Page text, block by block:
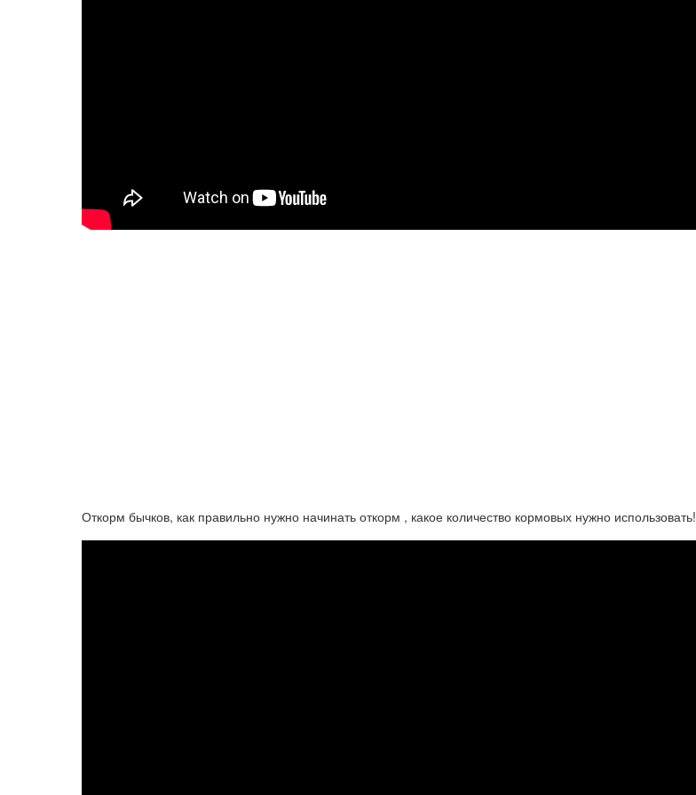
Откорм бычков, как правильно нужно начинать откорм , какое количество кормовых нужно использовать!